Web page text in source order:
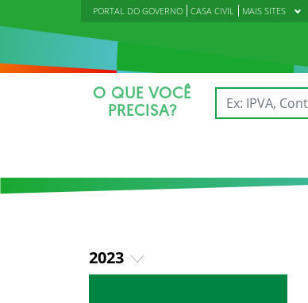
PORTAL DO GOVERNO CASA CIVIL MAIS SITES
O QUE VOCÊ
PRECISA?
2023